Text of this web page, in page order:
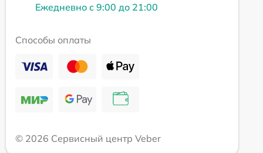
Ежедневно с 9:00 до 21:00
Способы оплаты
© 2026 Сервисный центр Veber